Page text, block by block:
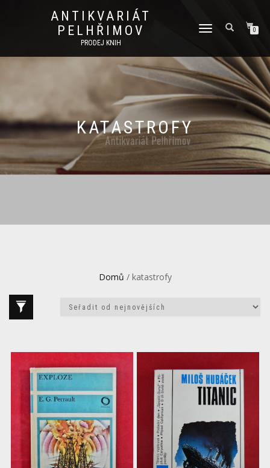
ANTIKVARIÁT
PELHŘIMOV
PRODEJ KNIH
PŘEPNOUT
0
KATASTROFY
Domů / katastrofy